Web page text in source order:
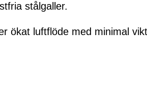
stålgaller.
ökat luftflöde med minimal